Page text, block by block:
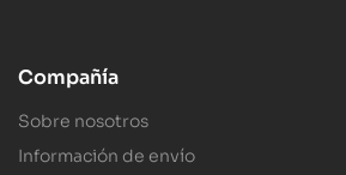
Compañía
Sobre nosotros
Información de envío